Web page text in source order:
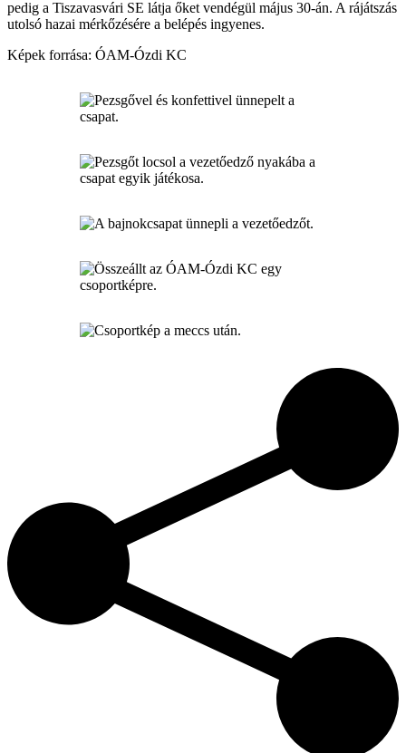
pedig a Tiszavasvári SE látja őket vendégül május 30-án. A rájátszás
utolsó hazai mérkőzésére a belépés ingyenes.
Képek forrása: ÓAM-Ózdi KC